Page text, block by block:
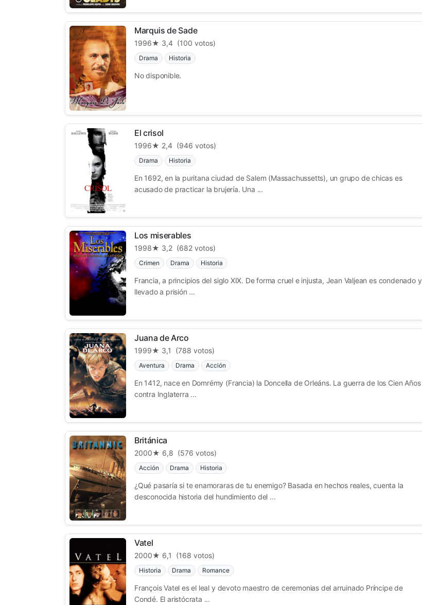
Marquis de Sade
1996★ 3,4 (100 votos)
Drama Historia
No disponible.
El crisol
1996★ 2,4 (946 votos)
Drama Historia
En 1692, en la puritana ciudad de Salem (Massachussetts), un grupo de chicas es
acusado de practicar la brujería. Una ...
Los miserables
1998★ 3,2 (682 votos)
Crimen Drama Historia
Francia, a principios del siglo XIX. De forma cruel e injusta, Jean Valjean es condenado y
llevado a prisión ...
Juana de Arco
1999★ 3,1 (788 votos)
Aventura Drama Acción
En 1412, nace en Domrémy (Francia) la Doncella de Orleáns. La guerra de los Cien Años
contra Inglaterra ...
Británica
2000★ 6,8 (576 votos)
Acción Drama Historia
¿Qué pasaría si te enamoraras de tu enemigo? Basada en hechos reales, cuenta la
desconocida historia del hundimiento del ...
Vatel
2000★ 6,1 (168 votos)
Historia Drama Romance
François Vatel es el leal y devoto maestro de ceremonias del arruinado Príncipe de
Condé. El aristócrata ...